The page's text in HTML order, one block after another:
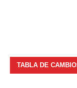
TABLA DE